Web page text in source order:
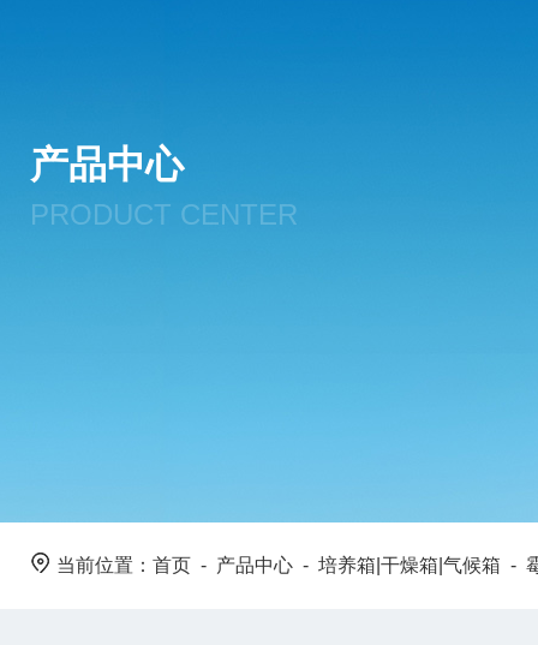
产品中心
PRODUCT CENTER
当前位置： 首页 - 产品中心 - 培养箱|干燥箱|气候箱 -